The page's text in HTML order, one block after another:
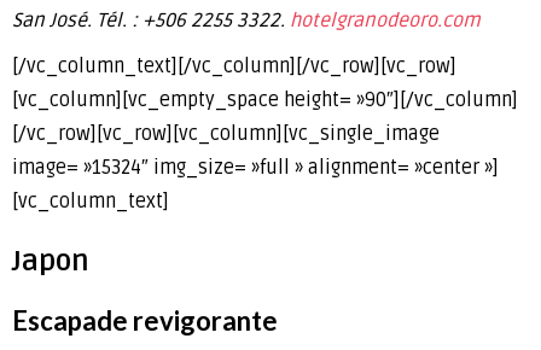
San José. Tél. : +506 2255 3322. hotelgranodeoro.com
[/vc_column_text][/vc_column][/vc_row][vc_row]
[vc_column][vc_empty_space height= »90″][/vc_column]
[/vc_row][vc_row][vc_column][vc_single_image
image= »15324″ img_size= »full » alignment= »center »]
[vc_column_text]
Japon
Escapade revigorante